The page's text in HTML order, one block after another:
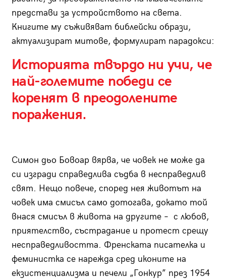
представи за устройството на света.
Книгите му съживяват библейски образи,
актуализират митове, формулират парадокси:
Историята твърдо ни учи, че
най-големите победи се
коренят в преодолените
поражения.
Симон дьо Бовоар вярва, че човек не може да
си изгради справедлива съдба в несправедлив
свят. Нещо повече, според нея животът на
човек има смисъл само дотогава, докато той
внася смисъл в живота на другите – с любов,
приятелство, състрадание и протест срещу
несправедливостта. Френската писателка и
феминистка се нарежда сред иконите на
екзистенциализма и печели „Гонкур” през 1954